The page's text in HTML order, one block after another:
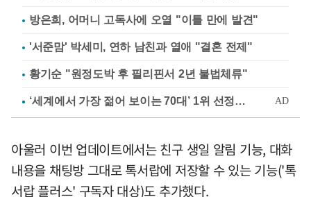
방은희, 어머니 고독사에 오열 "이틀 만에 발견"
'서준맘' 박세미, 연하 남친과 열애 "결혼 전제"
황기순 "원정도박 후 필리핀서 2년 불법체류"
아울러 이번 업데이트에서는 친구 생일 알림 기능, 대화
내용을 채팅방 그대로 톡서랍에 저장할 수 있는 기능('톡
서랍 플러스' 구독자 대상)도 추가했다.